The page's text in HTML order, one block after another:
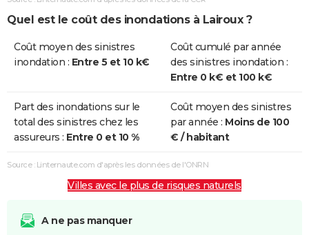
Quel est le coût des inondations à Lairoux ?
Coût moyen des sinistres
inondation : Entre 5 et 10 k€
Coût cumulé par année
des sinistres inondation :
Entre 0 k€ et 100 k€
Part des inondations sur le
total des sinistres chez les
assureurs : Entre 0 et 10 %
Coût moyen des sinistres
par année : Moins de 100
€ / habitant
Source : Linternaute.com d'après les données de l'ONRN
Villes avec le plus de risques naturels
A ne pas manquer